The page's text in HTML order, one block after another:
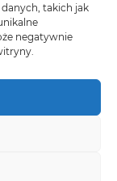
takich jak
negatywnie